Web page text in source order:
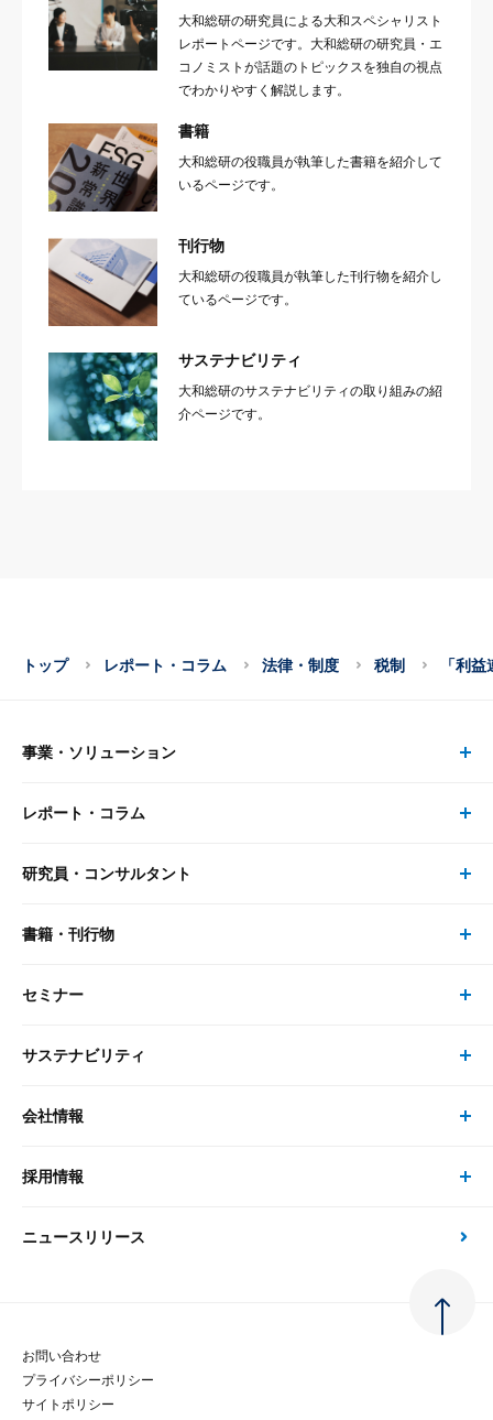
大和総研の研究員による大和スペシャリスト
レポートページです。大和総研の研究員・エ
コノミストが話題のトピックスを独自の視点
でわかりやすく解説します。
書籍
大和総研の役職員が執筆した書籍を紹介して
いるページです。
刊行物
大和総研の役職員が執筆した刊行物を紹介し
ているページです。
サステナビリティ
大和総研のサステナビリティの取り組みの紹
介ページです。
トップ レポート・コラム 法律・制度 税制 「利
事業・ソリューション
事業・ソリューション トップ
リサーチ
大和総研の強み
先端テクノロジーに基づく新たな価値の創出
レポート・コラム
レポート・コラム トップ
最新のレポート・コラム
政策分析
金融経済教育等
研究員・コンサルタント
研究員・コンサルタント トップ
研究員
書籍・刊行物
書籍・刊行物 トップ
書籍
セミナー
セミナー トップ
現在受付中のセミナー・イベント
サステナビリティ
サステナビリティの取り組み
次世代社会への貢献
マルチステークホルダー方針
会社情報
会社情報 トップ
会社概要・役員一覧
大和総研の歩み
採用情報
採用情報 トップ
経験者採用
ニュースリリース
お問い合わせ
プライバシーポリシー
サイトポリシー